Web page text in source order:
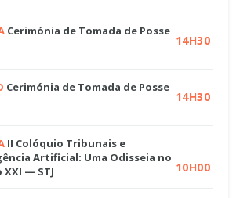
Cerimónia de Tomada de Posse
14H30
Cerimónia de Tomada de Posse
14H30
II Colóquio Tribunais e
Artificial: Uma Odisseia no
XXI — STJ
10H00